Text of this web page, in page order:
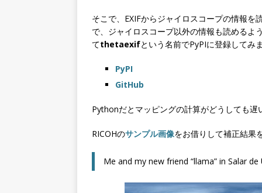
そこで、EXIFからジャイロスコープの情報
で、ジャイロスコープ以外の情報も読めるよ
てthetaexifという名前でPyPIに登録してみ
PyPI
GitHub
Pythonだとマッピングの計算がどうしても
RICOHのサンプル画像をお借りして補正結果
Me and my new friend “llama” in Salar